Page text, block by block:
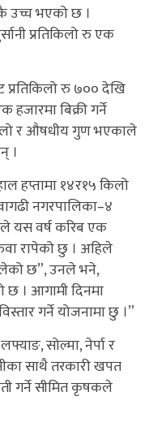
उच्च भएको छ ।
प्रतिकिलो रु एक
प्रतिकिलो रु ७०० देखि
बिक्री गर्ने
र औषधीय गुण भएकाले
।
हप्तामा १४र१५ किलो
नगरपालिका–४
यस वर्ष करिब एक
रापेको छु । अहिले
छ”, उनले भने,
छ । आगामी दिनमा
गर्ने योजनामा छु ।”
सोल्मा, नेर्पा र
साथै तरकारी खपत
गर्ने सीमित कृषकले